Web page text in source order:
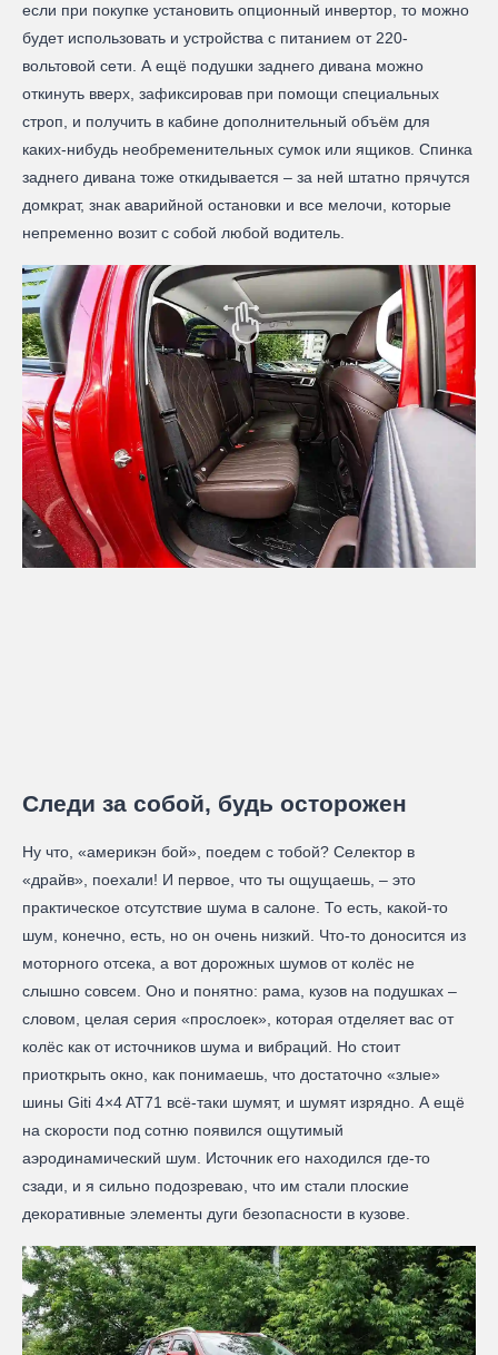
если при покупке установить опционный инвертор, то можно
будет использовать и устройства с питанием от 220-
вольтовой сети. А ещё подушки заднего дивана можно
откинуть вверх, зафиксировав при помощи специальных
строп, и получить в кабине дополнительный объём для
каких-нибудь необременительных сумок или ящиков. Спинка
заднего дивана тоже откидывается – за ней штатно прячутся
домкрат, знак аварийной остановки и все мелочи, которые
непременно возит с собой любой водитель.
Следи за собой, будь осторожен
Ну что, «америкэн бой», поедем с тобой? Селектор в
«драйв», поехали! И первое, что ты ощущаешь, – это
практическое отсутствие шума в салоне. То есть, какой-то
шум, конечно, есть, но он очень низкий. Что-то доносится из
моторного отсека, а вот дорожных шумов от колёс не
слышно совсем. Оно и понятно: рама, кузов на подушках –
словом, целая серия «прослоек», которая отделяет вас от
колёс как от источников шума и вибраций. Но стоит
приоткрыть окно, как понимаешь, что достаточно «злые»
шины Giti 4×4 AT71 всё-таки шумят, и шумят изрядно. А ещё
на скорости под сотню появился ощутимый
аэродинамический шум. Источник его находился где-то
сзади, и я сильно подозреваю, что им стали плоские
декоративные элементы дуги безопасности в кузове.